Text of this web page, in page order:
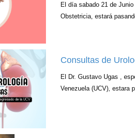
El día sabado 21 de
Obstetricia, estará
Consultas de
El Dr. Gustavo Ugas ,
Venezuela (UCV), estara